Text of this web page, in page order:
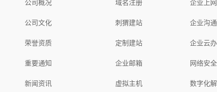
公司文化
荣誉资质
重要通知
新闻资讯
刺猬建站
定制建站
企业邮箱
虚拟主机
企业沟
企业云
网络安
数字化